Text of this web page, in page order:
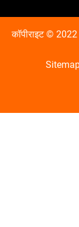
कॉपीराइट ©